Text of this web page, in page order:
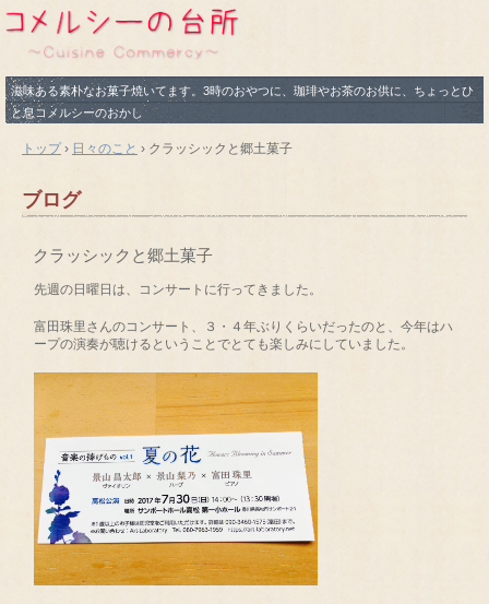
滋味ある素朴なお菓子焼いてます。3時のおやつに、珈琲やお茶のお供に、ちょっとひ
と息コメルシーのおかし
トップ› 日々のこと › クラッシックと郷土菓子
ブログ
クラッシックと郷土菓子
先週の日曜日は、コンサートに行ってきました。
富田珠里さんのコンサート、３・４年ぶりくらいだったのと、今年はハ
ープの演奏が聴けるということでとても楽しみにしていました。